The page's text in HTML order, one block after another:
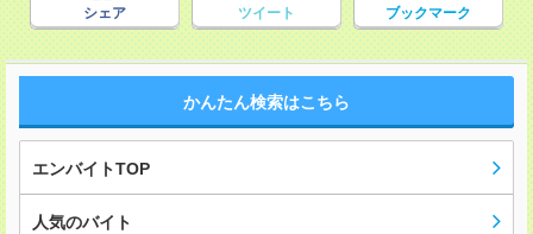
シェア ツイート ブックマーク
かんたん検索はこちら
エンバイトTOP
人気のバイト